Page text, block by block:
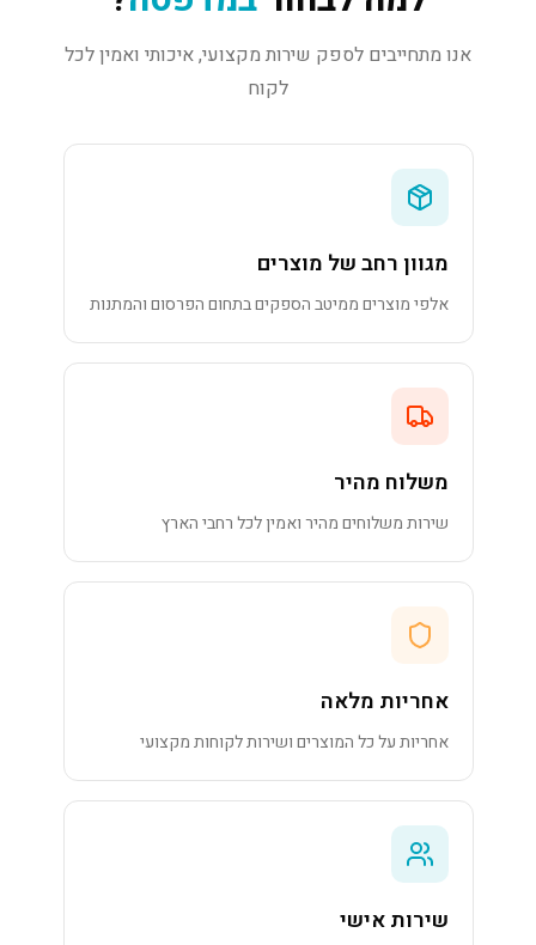
אנו מתחייבים לספק שירות מקצועי, איכותי ואמין לכל
לקוח
מגוון רחב של מוצרים
אלפי מוצרים ממיטב הספקים בתחום הפרסום והמתנות
משלוח מהיר
שירות משלוחים מהיר ואמין לכל רחבי הארץ
אחריות מלאה
אחריות על כל המוצרים ושירות לקוחות מקצועי
שירות אישי